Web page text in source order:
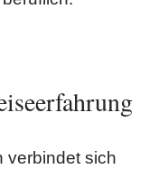
verbindet sich